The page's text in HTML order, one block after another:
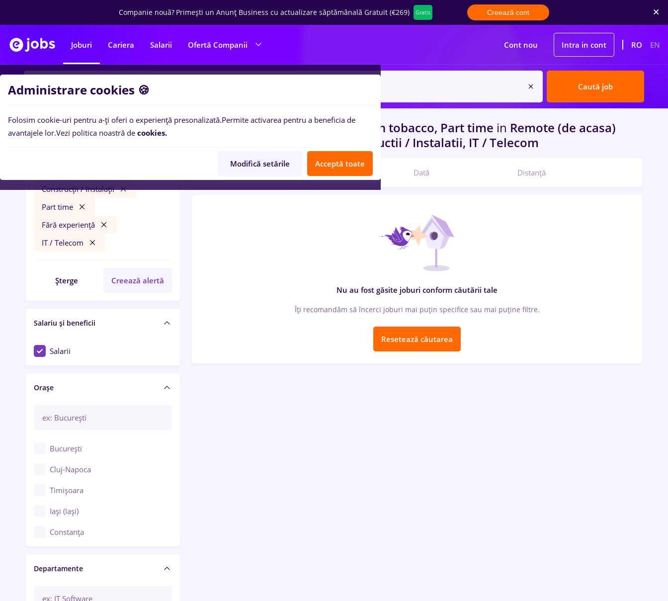
Companie nouă? Primești un Anunț Business cu actualizare săptămânală Gratuit (€269) Gratis Creează cont
Joburi Cariera Salarii Ofertă Companii Cont nou Intra in cont RO EN
Caută job
Filtre
Construcții / Instalații
Part time
Fără experiență
IT / Telecom
Șterge Creează alertă
Salariu și beneficii
Salarii
Orașe
București
Cluj-Napoca
Timișoara
Iași (Iași)
Constanța
Brașov
Bacău
Departamente
0locuri de muncacu salarii british tobacco, Part time in Remote (de acasa)
Constructii / Instalatii, IT / Telecom
Relevanță Dată Distanță
Nu au fost găsite joburi conform căutării tale
Îți recomandăm să încerci joburi mai puțin specifice sau mai puține filtre.
Resetează căutarea
Administrare cookies 🍪
Folosim cookie-uri pentru a-ți oferi o experiență presonalizată.Permite activarea pentru a beneficia de
avantajele lor.Vezi politica noastră de cookies.
Modifică setările Acceptă toate